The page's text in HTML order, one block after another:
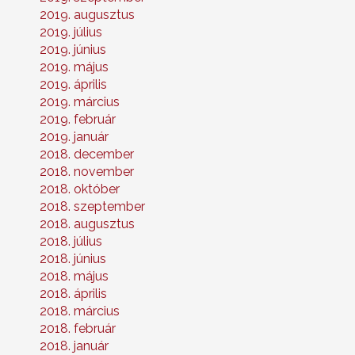
2019. augusztus
2019. július
2019. június
2019. május
2019. április
2019. március
2019. február
2019. január
2018. december
2018. november
2018. október
2018. szeptember
2018. augusztus
2018. július
2018. június
2018. május
2018. április
2018. március
2018. február
2018. január